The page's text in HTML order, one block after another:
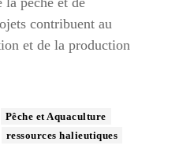
contribuent au
et de la production
Pêche et Aquaculture
ressources halieutiques